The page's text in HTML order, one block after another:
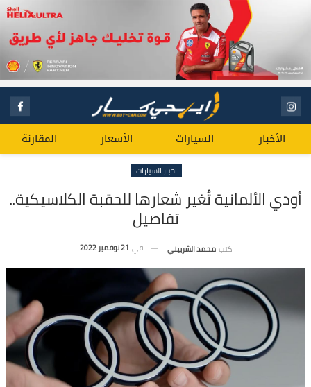
الأخبار السيارات الأسعار المقارنة
اخبار السيارات
أودي الألمانية تُغير شعارها للحقبة الكلاسيكية..
تفاصيل
كتب محمد الشربيني في 21 نوفمبر 2022